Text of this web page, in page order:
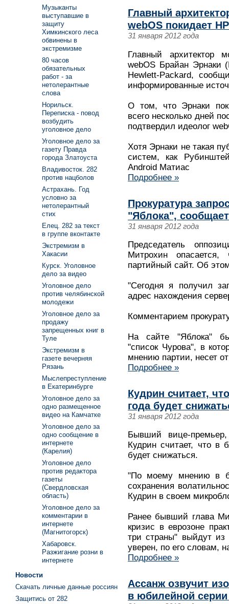
Главный
webOS покидает
31 января 2012 года
Главный архитектор
webOS Брайан Эрнаки
Hewlett-Packard,
информированные
О том, что Эрнаки
всего несколько дней
подтвердил идеолог
Хотя Эрнаки не такая
систем, как
Android Матиас
Подробнее »
Прокуратура
"Яблока",
31 января 2012 года
Председатель
Митрохин опасается,
партийный сайт. Об
"Сегодня я получил
адрес нахождения
Комментарием
На сайте "Яблока"
"список Чурова", в
мнению партии, несет
Подробнее »
Кудрин считает,
года будет
31 января 2012 года
Бывший вице-
Кудрин считает, что в
будет снижаться.
"По моему мнению в
сохранения
Кудрин в своем
Ранее бывший глава
кризис в еврозоне
три страны" выйдут
уверен, по его словам,
Подробнее »
Ассанж озвучит
в юбилейной
Музыканты
выступавшие в
защиту
Химкинского леса
обвинены в
экстремизме
80 часов
обязательных
работ - за
нетолерантные
слова
Норильск.
Переписка - повод
возбудить
уголовное дело
Уголовное дело за
газету Правда
города Златоуста
Владивосток. 282
против нацболов
Астрахань. Год
условно за
нетолерантный
стих
Елец. 282 за текст
в группе вконтакте
Экстремизм в
Хакасии
Курск. Уголовное
дело за видео
Уголовное дело
против челябинской
молодежи
Уголовное дело за
продажу
запрещенных книг в
Туле
Экстремизм в
газете вечерняя
Рязань
Мыслепреступление
в Екатеринбурге
Уголовное дело за
одно размещенное
видео на Камчатке
Уголовное дело за
одно сообщение в
интернете
(Карелия)
Уголовное дело
против редактора
газеты
(Свердловская
область)
Уголовное дело за
комментарии в
интернете
(Магнитогорск)
Хабаровск.
Разжигание розни в
интернете
Новости
Скачать личные данные россиян
Защитись от 282